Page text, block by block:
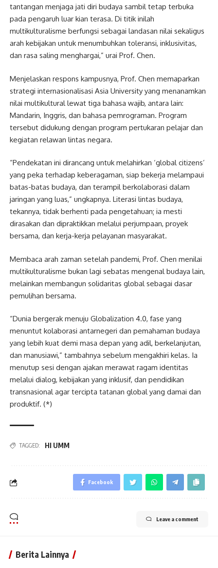
tantangan menjaga jati diri budaya sambil tetap terbuka
pada pengaruh luar kian terasa. Di titik inilah
multikulturalisme berfungsi sebagai landasan nilai sekaligus
arah kebijakan untuk menumbuhkan toleransi, inklusivitas,
dan rasa saling menghargai,” urai Prof. Chen.
Menjelaskan respons kampusnya, Prof. Chen memaparkan
strategi internasionalisasi Asia University yang menanamkan
nilai multikultural lewat tiga bahasa wajib, antara lain:
Mandarin, Inggris, dan bahasa pemrograman. Program
tersebut didukung dengan program pertukaran pelajar dan
kegiatan relawan lintas negara.
“Pendekatan ini dirancang untuk melahirkan ‘global citizens’
yang peka terhadap keberagaman, siap bekerja melampaui
batas-batas budaya, dan terampil berkolaborasi dalam
jaringan yang luas,” ungkapnya. Literasi lintas budaya,
tekannya, tidak berhenti pada pengetahuan; ia mesti
dirasakan dan dipraktikkan melalui perjumpaan, proyek
bersama, dan kerja-kerja pelayanan masyarakat.
Membaca arah zaman setelah pandemi, Prof. Chen menilai
multikulturalisme bukan lagi sebatas mengenal budaya lain,
melainkan membangun solidaritas global sebagai dasar
pemulihan bersama.
“Dunia bergerak menuju Globalization 4.0, fase yang
menuntut kolaborasi antarnegeri dan pemahaman budaya
yang lebih kuat demi masa depan yang adil, berkelanjutan,
dan manusiawi,” tambahnya sebelum mengakhiri kelas. Ia
menutup sesi dengan ajakan merawat ragam identitas
melalui dialog, kebijakan yang inklusif, dan pendidikan
transnasional agar tercipta tatanan global yang damai dan
produktif. (*)
TAGGED: HI UMM
Facebook
Leave a comment
Berita Lainnya